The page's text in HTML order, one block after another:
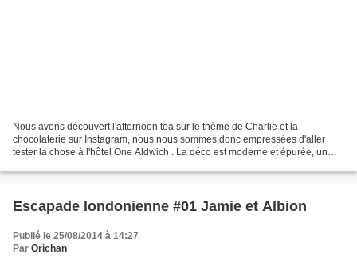
Nous avons découvert l'afternoon tea sur le thème de Charlie et la
chocolaterie sur Instagram, nous nous sommes donc empressées d'aller
tester la chose à l'hôtel One Aldwich . La déco est moderne et épurée, un
Escapade londonienne #01 Jamie et Albion
Publié le 25/08/2014 à 14:27
Par Orichan